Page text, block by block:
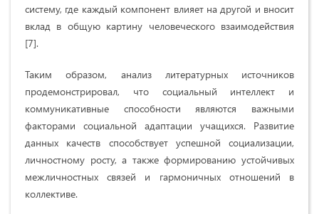
систему, где каждый компонент влияет на другой и вносит
вклад в общую картину человеческого взаимодействия
[7].
Таким образом, анализ литературных источников
продемонстрировал, что социальный интеллект и
коммуникативные способности являются важными
факторами социальной адаптации учащихся. Развитие
данных качеств способствует успешной социализации,
личностному росту, а также формированию устойчивых
межличностных связей и гармоничных отношений в
коллективе.